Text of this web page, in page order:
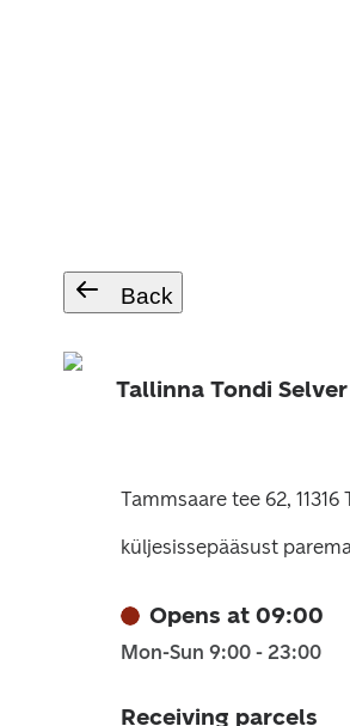
Back
Tallinna Tondi Selver
Tammsaare tee 62, 11316
küljesissepääsust
Opens at 09:00
Mon-Sun 9:00 - 23:00
Receiving parcels